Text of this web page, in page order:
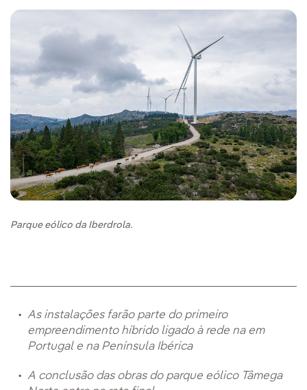
Parque eólico da Iberdrola.
As instalações farão parte do primeiro
empreendimento híbrido ligado à rede na em
Portugal e na Península Ibérica
A conclusão das obras do parque eólico Tâmega